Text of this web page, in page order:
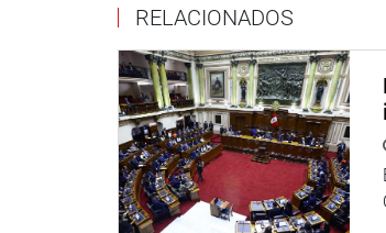
El ingreso es libre.
Lima, 28 de diciembre de 2015.
Despacho del Congresista Hugo
RELACIONADOS